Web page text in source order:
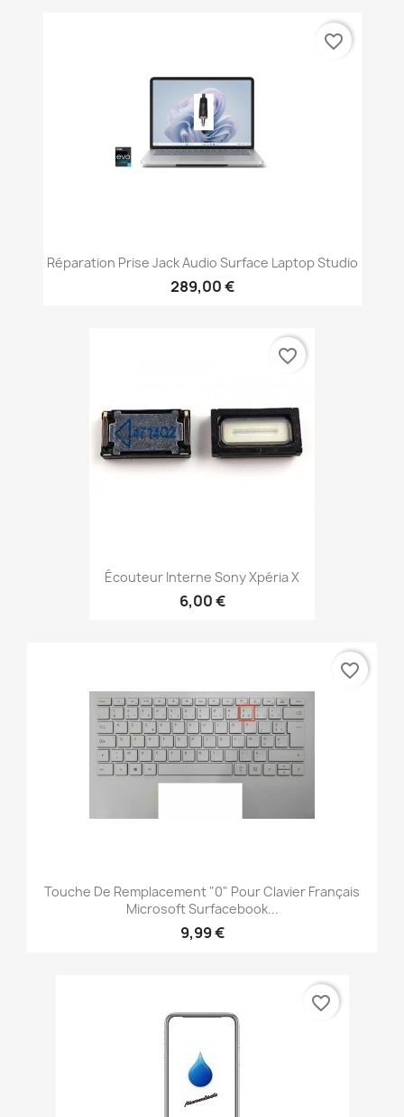
Réparation Prise Jack Audio Surface Laptop Studio
289,00 €
favorite_border
Écouteur Interne Sony Xpéria X
6,00 €
favorite_border
Touche De Remplacement "0" Pour Clavier Français
Microsoft Surfacebook...
9,99 €
favorite_border
favorite_border